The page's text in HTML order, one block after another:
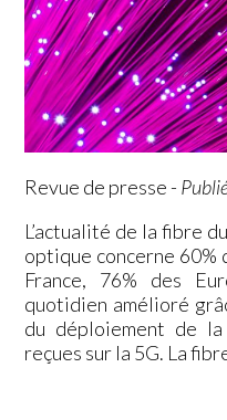
Revue de presse -
L’actualité de la fibre
optique concerne 60%
France, 76% des
quotidien amélioré
du déploiement de
reçues sur la 5G. La